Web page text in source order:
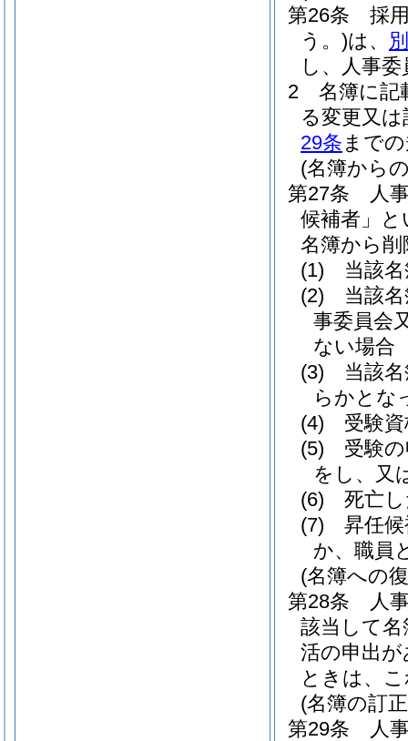
第26条
採
う。)は、
し、人事
2
名簿に記
る変更又
29条 まで
(名簿から
第27条
人
候補者」と
名簿から
(1)
当該
(2)
当該
事委員会
ない場合
(3)
当該
らかとな
(4)
受験
(5)
受験
をし、又
(6)
死亡
(7)
昇任
か、職員
(名簿への
第28条
人
該当して
活の申出
ときは、
(名簿の訂
第29条
人